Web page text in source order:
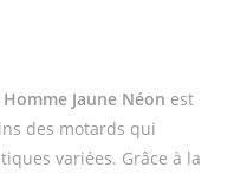
Jaune Néon est
des motards qui
variées. Grâce à la